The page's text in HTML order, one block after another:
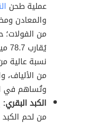
عملية طحن
والمعادن
من
وتُساهم في
الكبد البقري:
من لحم